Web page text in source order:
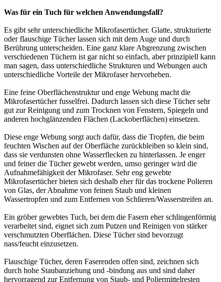
Was für ein Tuch für welchen Anwendungsfall?
Es gibt sehr unterschiedliche Mikrofasertücher. Glatte, strukturierte
oder flauschige Tücher lassen sich mit dem Auge und durch
Berührung unterscheiden. Eine ganz klare Abgrenzung zwischen
verschiedenen Tüchern ist gar nicht so einfach, aber prinzipiell kann
man sagen, dass unterschiedliche Strukturen und Webungen auch
unterschiedliche Vorteile der Mikrofaser hervorheben.
Eine feine Oberflächenstruktur und enge Webung macht die
Mikrofasertücher fusselfrei. Dadurch lassen sich diese Tücher sehr
gut zur Reinigung und zum Trocknen von Fenstern, Spiegeln und
anderen hochglänzenden Flächen (Lackoberflächen) einsetzen.
Diese enge Webung sorgt auch dafür, dass die Tropfen, die beim
feuchten Wischen auf der Oberfläche zurückbleiben so klein sind,
dass sie verdunsten ohne Wasserflecken zu hinterlassen. Je enger
und feiner die Tücher gewebt werden, umso geringer wird die
Aufnahmefähigkeit der Mikrofaser. Sehr eng gewebte
Mikrofasertücher bieten sich deshalb eher für das trockene Polieren
von Glas, der Abnahme von feinen Staub und kleinen
Wassertropfen und zum Entfernen von Schlieren/Wasserstreifen an.
Ein gröber gewebtes Tuch, bei dem die Fasern eher schlingenförmig
verarbeitet sind, eignet sich zum Putzen und Reinigen von stärker
verschmutzten Oberflächen. Diese Tücher sind bevorzugt
nass/feucht einzusetzen.
Flauschige Tücher, deren Faserenden offen sind, zeichnen sich
durch hohe Staubanziehung und -bindung aus und sind daher
hervorragend zur Entfernung von Staub- und Poliermittelresten